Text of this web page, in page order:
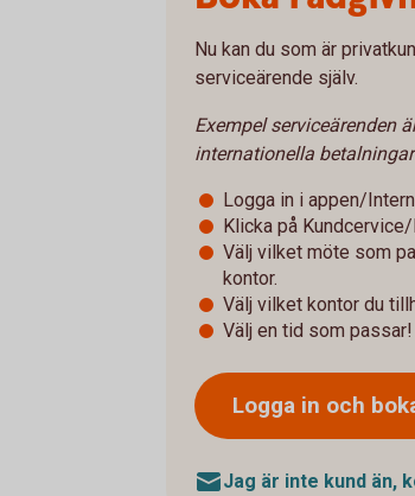
Nu kan du som är
serviceärende själv.
Exempel serviceärenden
internationella
Logga in i appen/
Klicka på
Välj vilket möte som
kontor.
Välj vilket kontor du
Välj en tid som passar!
Logga in och
Jag är inte kund än,